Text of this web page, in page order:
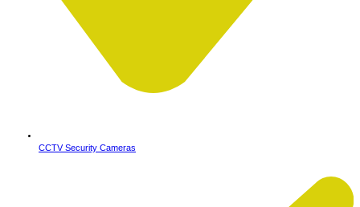
CCTV Security Cameras